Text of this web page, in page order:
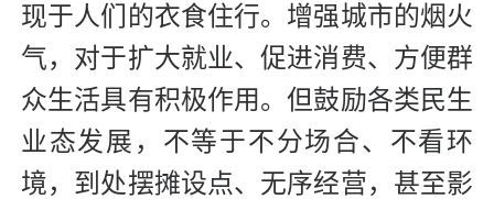
现于人们的衣食住行。增强城市的烟火
气，对于扩大就业、促进消费、方便群
众生活具有积极作用。但鼓励各类民生
业态发展，不等于不分场合、不看环
境，到处摆摊设点、无序经营，甚至影